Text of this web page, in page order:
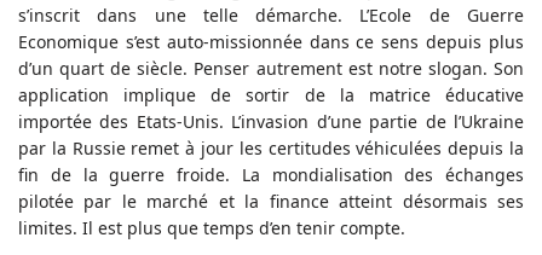
s’inscrit dans une telle démarche. L’Ecole de Guerre
Economique s’est auto-missionnée dans ce sens depuis plus
d’un quart de siècle. Penser autrement est notre slogan. Son
application implique de sortir de la matrice éducative
importée des Etats-Unis. L’invasion d’une partie de l’Ukraine
par la Russie remet à jour les certitudes véhiculées depuis la
fin de la guerre froide. La mondialisation des échanges
pilotée par le marché et la finance atteint désormais ses
limites. Il est plus que temps d’en tenir compte.